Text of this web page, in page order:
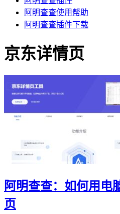
阿明查查使用帮助
阿明查查插件下载
京东详情页
阿明查查：如何用电
页